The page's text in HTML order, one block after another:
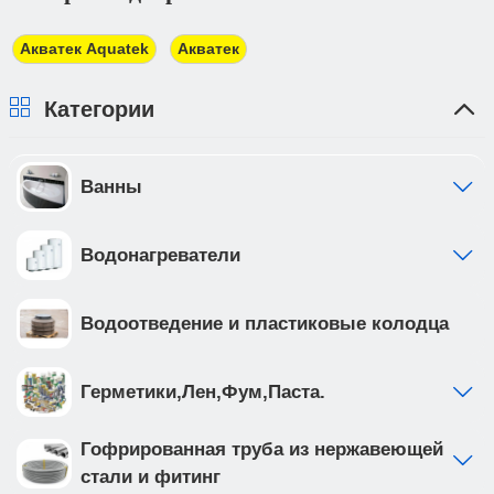
должны предоставить доверенность от фирмы-
плательщика.
Акватек Aquatek Акватек
Категории
Ванны
Водонагреватели
Водоотведение и пластиковые колодца
Герметики,Лен,Фум,Паста.
Гофрированная труба из нержавеющей
стали и фитинг